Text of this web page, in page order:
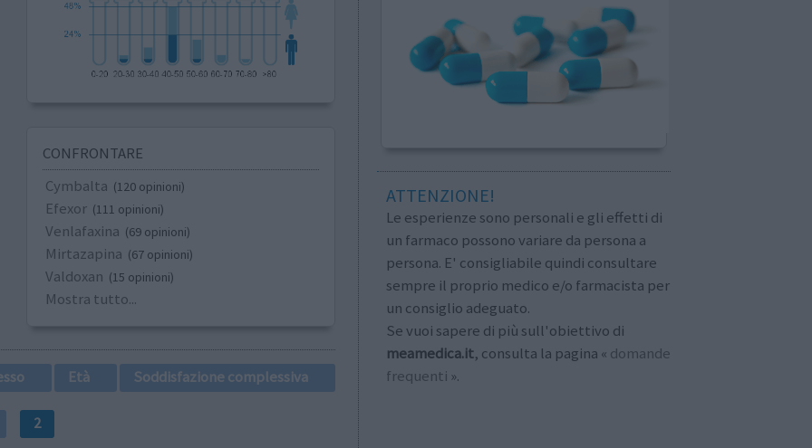
CONFRONTARE
Cymbalta (120 opinioni)
Efexor (111 opinioni)
Venlafaxina (69 opinioni)
Mirtazapina (67 opinioni)
Valdoxan (15 opinioni)
Mostra tutto...
Età Soddisfazione complessiva
2
ATTENZIONE!
Le esperienze sono personali e gli effetti di
un farmaco possono variare da persona a
persona. E' consigliabile quindi consultare
sempre il proprio medico e/o farmacista per
un consiglio adeguato.
Se vuoi sapere di più sull'obiettivo di
meamedica.it, consulta la pagina « domande
frequenti ».